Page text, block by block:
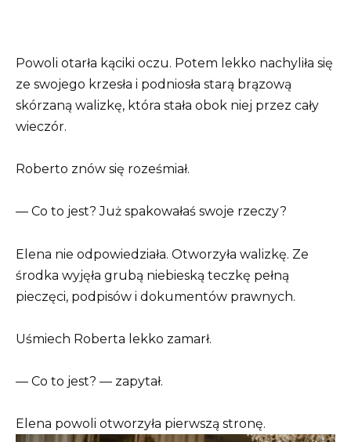
Powoli otarła kąciki oczu. Potem lekko nachyliła się
ze swojego krzesła i podniosła starą brązową
skórzaną walizkę, która stała obok niej przez cały
wieczór.
Roberto znów się roześmiał.
— Co to jest? Już spakowałaś swoje rzeczy?
Elena nie odpowiedziała. Otworzyła walizkę. Ze
środka wyjęła grubą niebieską teczkę pełną
pieczęci, podpisów i dokumentów prawnych.
Uśmiech Roberta lekko zamarł.
— Co to jest? — zapytał.
Elena powoli otworzyła pierwszą stronę.